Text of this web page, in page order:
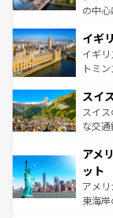
れ、
香り
らに
も豊
を参
の中
顔を
ルリ
して
は、お
ドイ
イギ
イギ
トミ
リア
ティ
戦な
ンツ一
スイ
スイ
な交
の建
博物
こと
者向
アメ
ット
アメ
東海